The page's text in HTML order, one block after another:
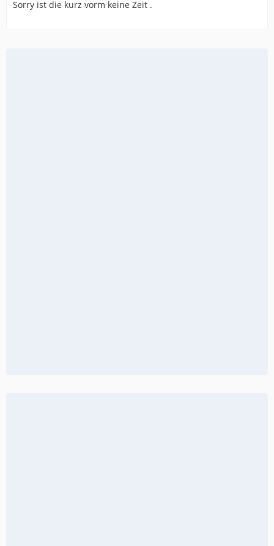
Sorry ist die kurz vorm keine Zeit .